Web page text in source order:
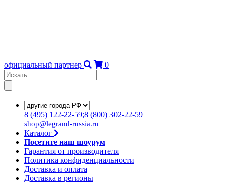
официальный партнер 0
8 (495) 122-22-59;8 (800) 302-22-59
shop@legrand-russia.ru
Каталог
Посетите наш шоурум
Гарантия от производителя
Политика конфиденциальности
Доставка и оплата
Доставка в регионы